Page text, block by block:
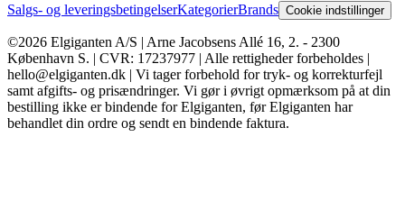
Salgs- og leveringsbetingelserKategorierBrands Cookie indstillinger
©2026 Elgiganten A/S | Arne Jacobsens Allé 16, 2. - 2300
København S. | CVR: 17237977 | Alle rettigheder forbeholdes |
hello@elgiganten.dk | Vi tager forbehold for tryk- og korrekturfejl
samt afgifts- og prisændringer. Vi gør i øvrigt opmærksom på at din
bestilling ikke er bindende for Elgiganten, før Elgiganten har
behandlet din ordre og sendt en bindende faktura.